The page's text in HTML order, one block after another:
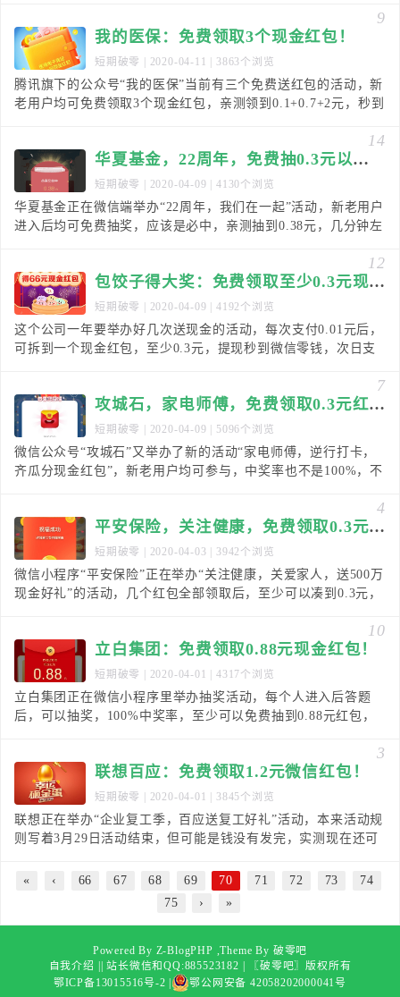
9
我的医保：免费领取3个现金红包！
短期破零 | 2020-04-11 | 3863个浏览
腾讯旗下的公众号“我的医保”当前有三个免费送红包的活动，新
老用户均可免费领取3个现金红包，亲测领到0.1+0.7+2元，秒到
14
华夏基金，22周年，免费抽0.3元以上微信红包！
短期破零 | 2020-04-09 | 4130个浏览
华夏基金正在微信端举办“22周年，我们在一起”活动，新老用户
进入后均可免费抽奖，应该是必中，亲测抽到0.38元，几分钟左
12
包饺子得大奖：免费领取至少0.3元现金红包！
短期破零 | 2020-04-09 | 4192个浏览
这个公司一年要举办好几次送现金的活动，每次支付0.01元后，
可拆到一个现金红包，至少0.3元，提现秒到微信零钱，次日支
7
攻城石，家电师傅，免费领取0.3元红包！
短期破零 | 2020-04-09 | 5096个浏览
微信公众号“攻城石”又举办了新的活动“家电师傅，逆行打卡，
齐瓜分现金红包”，新老用户均可参与，中奖率也不是100%，不
4
平安保险，关注健康，免费领取0.3元以上红包！
短期破零 | 2020-04-03 | 3942个浏览
微信小程序“平安保险”正在举办“关注健康，关爱家人，送500万
现金好礼”的活动，几个红包全部领取后，至少可以凑到0.3元，
10
立白集团：免费领取0.88元现金红包！
短期破零 | 2020-04-01 | 4317个浏览
立白集团正在微信小程序里举办抽奖活动，每个人进入后答题
后，可以抽奖，100%中奖率，至少可以免费抽到0.88元红包，
3
联想百应：免费领取1.2元微信红包！
短期破零 | 2020-04-01 | 3845个浏览
联想正在举办“企业复工季，百应送复工好礼”活动，本来活动规
则写着3月29日活动结束，但可能是钱没有发完，实测现在还可
«
‹ 66 67 68 69 70 71 72 73
74
75
› »
Powered By Z-BlogPHP ,Theme By 破零吧
自我介绍
| 站长微信和QQ:885523182 | 〖破零吧〗版权所有
鄂ICP备13015516号-2
鄂公网安备 42058202000041号